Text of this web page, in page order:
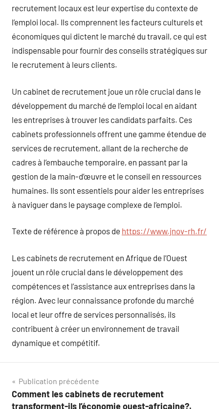
recrutement locaux est leur expertise du contexte de
l’emploi local. Ils comprennent les facteurs culturels et
économiques qui dictent le marché du travail, ce qui est
indispensable pour fournir des conseils stratégiques sur
le recrutement à leurs clients.
Un cabinet de recrutement joue un rôle crucial dans le
développement du marché de l’emploi local en aidant
les entreprises à trouver les candidats parfaits. Ces
cabinets professionnels offrent une gamme étendue de
services de recrutement, allant de la recherche de
cadres à l’embauche temporaire, en passant par la
gestion de la main-d’œuvre et le conseil en ressources
humaines. Ils sont essentiels pour aider les entreprises
à naviguer dans le paysage complexe de l’emploi.
Texte de référence à propos de https://www.jnov-rh.fr/
Les cabinets de recrutement en Afrique de l’Ouest
jouent un rôle crucial dans le développement des
compétences et l’assistance aux entreprises dans la
région. Avec leur connaissance profonde du marché
local et leur offre de services personnalisés, ils
contribuent à créer un environnement de travail
dynamique et compétitif.
Navigation
de
Publication précédente
Comment les cabinets de recrutement
transforment-ils l’économie ouest-africaine?.